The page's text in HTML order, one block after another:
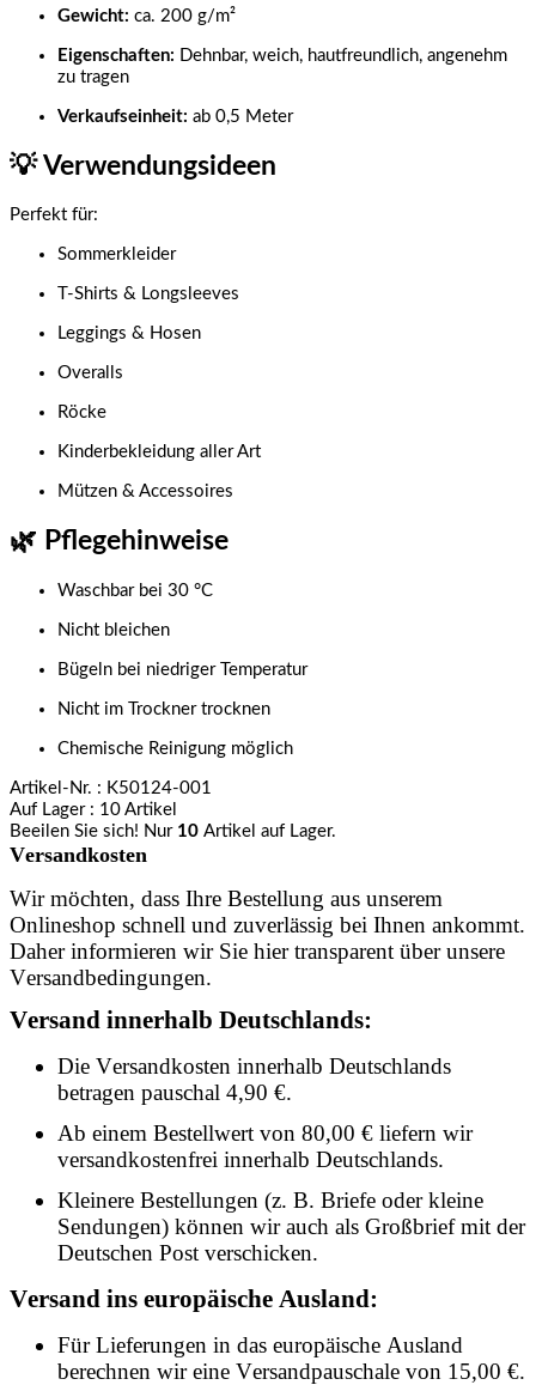
Gewicht: ca. 200 g/m²
Eigenschaften: Dehnbar, weich, hautfreundlich, angenehm
zu tragen
Verkaufseinheit: ab 0,5 Meter
💡Verwendungsideen
Perfekt für:
Sommerkleider
T-Shirts & Longsleeves
Leggings & Hosen
Overalls
Röcke
Kinderbekleidung aller Art
Mützen & Accessoires
🌿 Pflegehinweise
Waschbar bei 30 °C
Nicht bleichen
Bügeln bei niedriger Temperatur
Nicht im Trockner trocknen
Chemische Reinigung möglich
Artikel-Nr. : K50124-001
Auf Lager : 10 Artikel
Beeilen Sie sich! Nur 10 Artikel auf Lager.
Versandkosten
Wir möchten, dass Ihre Bestellung aus unserem
Onlineshop schnell und zuverlässig bei Ihnen ankommt.
Daher informieren wir Sie hier transparent über unsere
Versandbedingungen.
Versand innerhalb Deutschlands:
Die Versandkosten innerhalb Deutschlands
betragen pauschal 4,90 €.
Ab einem Bestellwert von 80,00 € liefern wir
versandkostenfrei innerhalb Deutschlands.
Kleinere Bestellungen (z. B. Briefe oder kleine
Sendungen) können wir auch als Großbrief mit der
Deutschen Post verschicken.
Versand ins europäische Ausland:
Für Lieferungen in das europäische Ausland
berechnen wir eine Versandpauschale von 15,00 €.